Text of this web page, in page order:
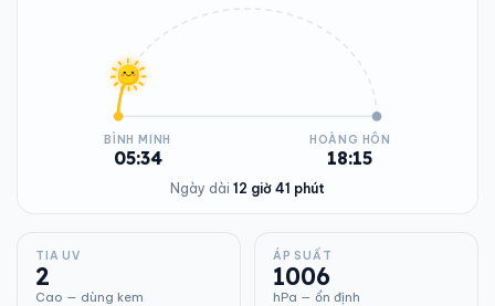
BÌNH MINH
05:34
HOÀNG HÔN
18:15
Ngày dài 12 giờ 41 phút
TIA UV
2
Cao — dùng kem
ÁP SUẤT
1006
hPa — ổn định